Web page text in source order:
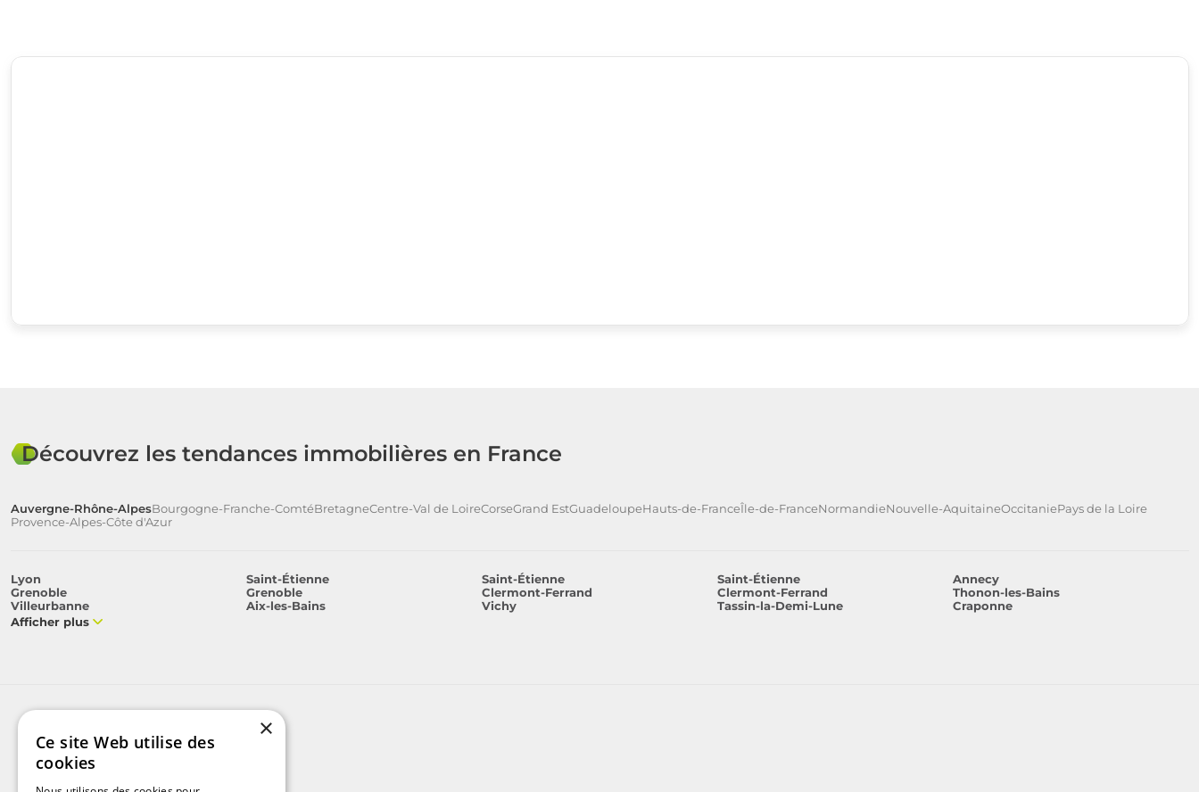
Découvrez les tendances immobilières en France
Auvergne-Rhône-AlpesBourgogne-Franche-ComtéBretagneCentre-Val de LoireCorseGrand EstGuadeloupeHauts-de-FranceÎle-de-FranceNormandieNouvelle-AquitaineOccitaniePays de la Loire
Provence-Alpes-Côte d'Azur
Lyon Saint-Étienne Saint-Étienne Saint-Étienne
Annecy
Grenoble
Grenoble Clermont-Ferrand Clermont-Ferrand
Thonon-les-Bains
Villeurbanne
Aix-les-Bains Vichy Tassin-la-Demi-Lune
Craponne
Afficher plus
×
Ce site Web utilise des
cookies